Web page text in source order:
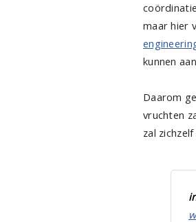
maar hier
kunnen
Daarom
vruchten
zal